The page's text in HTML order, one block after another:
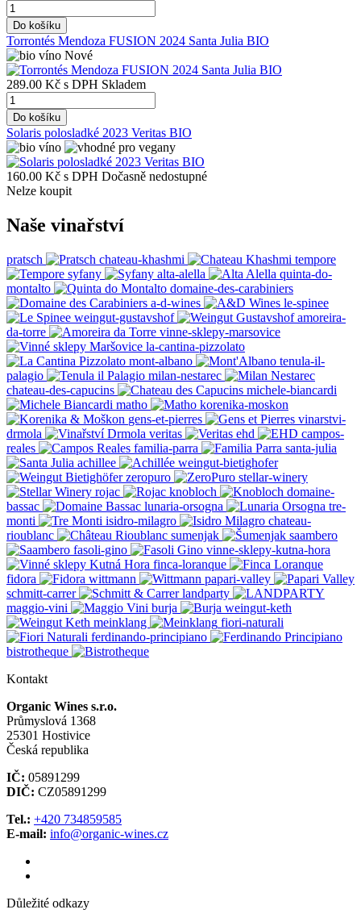
Do košíku
Torrontés Mendoza FUSION 2024 Santa Julia BIO
Nové
289.00 Kč s DPH Skladem
Do košíku
Solaris polosladké 2023 Veritas BIO
160.00 Kč s DPH Dočasně nedostupné
Nelze koupit
Naše vinařství
pratsch chateau-khashmi
tempore
syfany
alta-alella
quinta-do-
montalto
domaine-des-carabiniers
a-d-wines
le-spinee
weingut-gustavshof
amoreira-
da-torre
vinne-sklepy-marsovice
la-cantina-pizzolato
mont-albano
tenula-il-
palagio
milan-nestarec
chateau-des-capucins
michele-biancardi
matho
korenika-moskon
gens-et-pierres
vinarstvi-
drmola
veritas ehd
campos-
reales
familia-parra
santa-julia
achillee
weingut-bietighofer
zeropuro
stellar-winery
rojac
knobloch
domaine-
bassac
lunaria-orsogna
tre-
monti
isidro-milagro
chateau-
rioublanc
sumenjak
saambero
fasoli-gino
vinne-sklepy-kutna-hora
finca-loranque
fidora
wittmann
papari-valley
schmitt-carrer
landparty
maggio-vini
burja
weingut-keth
meinklang
fiori-naturali
ferdinando-principiano
bistrotheque
Kontakt
Organic Wines s.r.o.
Průmyslová 1368
25301 Hostivice
Česká republika
IČ: 05891299
DIČ: CZ05891299
Tel.: +420 734859585
E-mail: info@organic-wines.cz
Důležité odkazy